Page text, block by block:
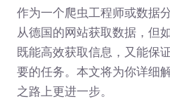
作为一个爬虫工程师或数据
从德国的网站获取数据，但
既能高效获取信息，又能保
要的任务。本文将为你详细
之路上更进一步。